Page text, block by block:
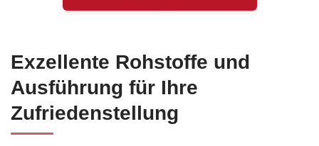
Exzellente Rohstoffe und
Ausführung für Ihre
Zufriedenstellung